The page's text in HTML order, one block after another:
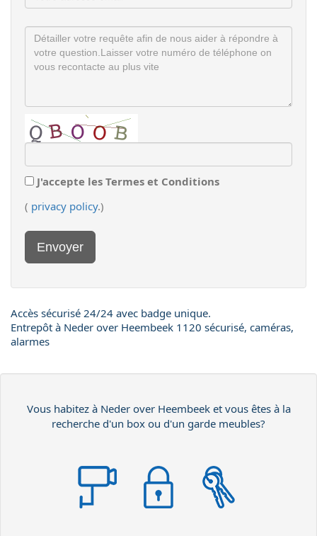
J'accepte les Termes et Conditions
( privacy policy.)
Envoyer
Accès sécurisé 24/24 avec badge unique.
Entrepôt à Neder over Heembeek 1120 sécurisé, caméras,
alarmes
Vous habitez à Neder over Heembeek et vous êtes à la
recherche d'un box ou d'un garde meubles?